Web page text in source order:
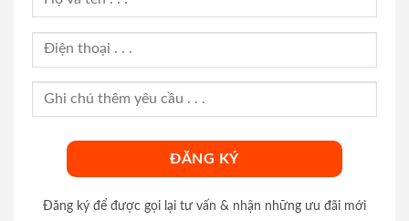
Đăng ký để được gọi lại tư vấn & nhận những ưu đãi mới